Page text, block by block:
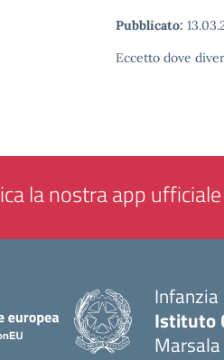
Pubblicato:
Eccetto dove
la nostra app
Istituto
Marsala